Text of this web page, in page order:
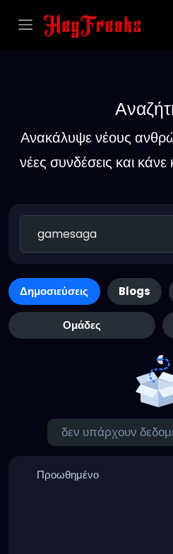
Ανακάλυψε νέους
νέες συνδέσεις και κάνε
Δημοσιεύσεις Blogs
Ομάδες
δεν υπάρχουν
Προωθημένο